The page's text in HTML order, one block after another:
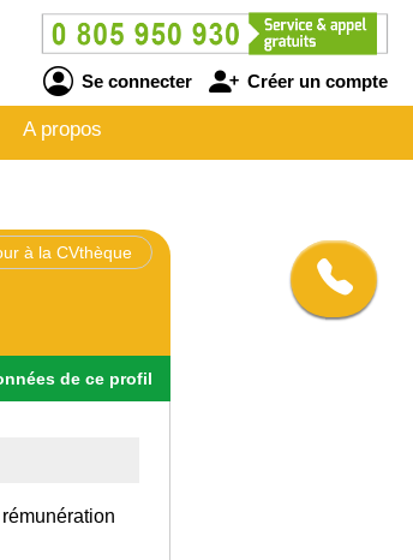
Se connecter Créer un compte
A propos
à la CVthèque
de ce profil